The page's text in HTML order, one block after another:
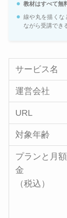
教材はすべて無
線や丸を描くな
ながら受講でき
サービス名
運営会社
URL
対象年齢
プランと月
金
（税込）